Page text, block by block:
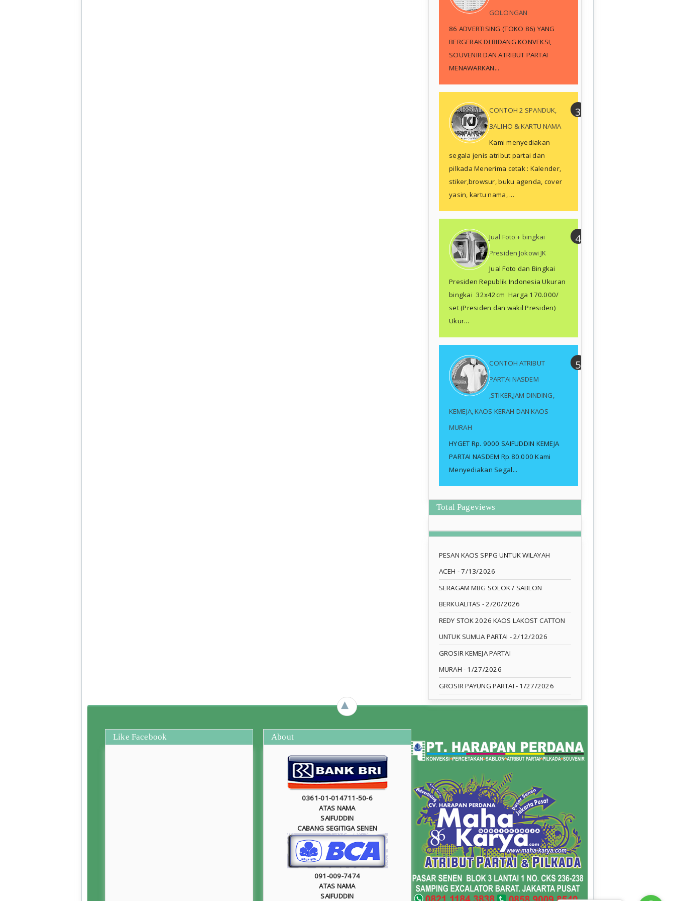
GOLONGAN
86 ADVERTISING (TOKO 86) YANG
BERGERAK DI BIDANG KONVEKSI,
SOUVENIR DAN ATRIBUT PARTAI
MENAWARKAN...
CONTOH 2 SPANDUK,
BALIHO & KARTU NAMA
Kami menyediakan
segala jenis atribut partai dan
pilkada Menerima cetak : Kalender,
stiker,browsur, buku agenda, cover
yasin, kartu nama, ...
Jual Foto + bingkai
Presiden Jokowi JK
Jual Foto dan Bingkai
Presiden Republik Indonesia Ukuran
bingkai 32x42cm Harga 170.000/
set (Presiden dan wakil Presiden)
Ukur...
CONTOH ATRIBUT
PARTAI NASDEM
,STIKER,JAM DINDING,
KEMEJA, KAOS KERAH DAN KAOS
MURAH
HYGET Rp. 9000 SAIFUDDIN KEMEJA
PARTAI NASDEM Rp.80.000 Kami
Menyediakan Segal...
Total Pageviews
PESAN KAOS SPPG UNTUK WILAYAH
ACEH - 7/13/2026
SERAGAM MBG SOLOK / SABLON
BERKUALITAS - 2/20/2026
REDY STOK 2026 KAOS LAKOST CATTON
UNTUK SUMUA PARTAI - 2/12/2026
GROSIR KEMEJA PARTAI
MURAH - 1/27/2026
GROSIR PAYUNG PARTAI - 1/27/2026
►
Like Facebook About
0361-01-014711-50-6
ATAS NAMA
SAIFUDDIN
CABANG SEGITIGA SENEN
091-009-7474
ATAS NAMA
SAIFUDDIN